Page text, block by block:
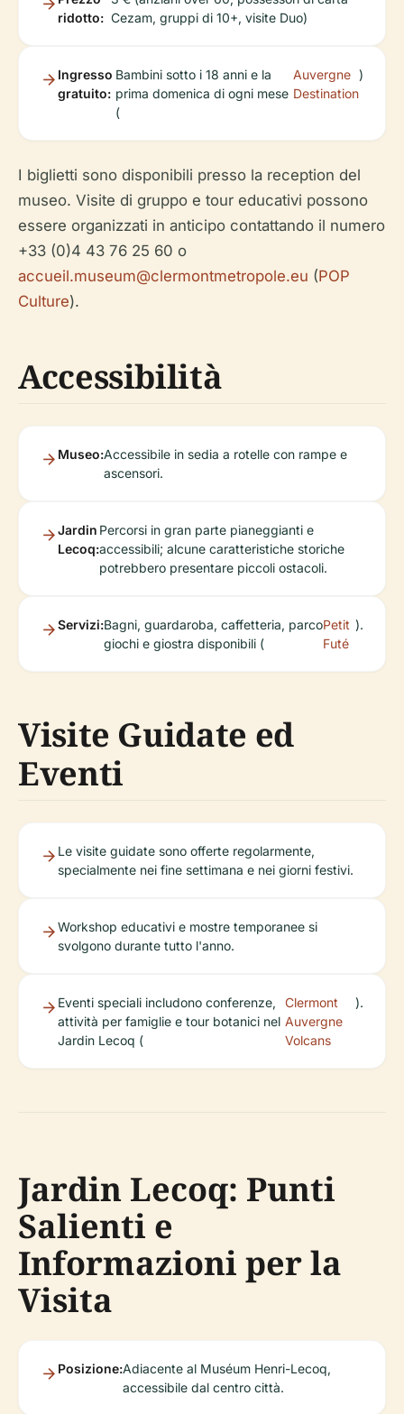
ridotto: Cezam, gruppi di 10+, visite Duo)
Ingresso
gratuito:
Bambini sotto i 18 anni e la
prima domenica di ogni mese
(
Auvergne
Destination
)
I biglietti sono disponibili presso la reception del
museo. Visite di gruppo e tour educativi possono
essere organizzati in anticipo contattando il numero
+33 (0)4 43 76 25 60 o
accueil.museum@clermontmetropole.eu (POP
Culture).
Accessibilità
Museo:Accessibile in sedia a rotelle con rampe e
ascensori.
Jardin
Lecoq:
Percorsi in gran parte pianeggianti e
accessibili; alcune caratteristiche storiche
potrebbero presentare piccoli ostacoli.
Servizi:Bagni, guardaroba, caffetteria, parco
giochi e giostra disponibili (
Petit
Futé
).
Visite Guidate ed
Eventi
Le visite guidate sono offerte regolarmente,
specialmente nei fine settimana e nei giorni festivi.
Workshop educativi e mostre temporanee si
svolgono durante tutto l'anno.
Eventi speciali includono conferenze,
attività per famiglie e tour botanici nel
Jardin Lecoq (
Clermont
Auvergne
Volcans
).
Jardin Lecoq: Punti
Salienti e
Informazioni per la
Visita
Posizione:Adiacente al Muséum Henri-Lecoq,
accessibile dal centro città.